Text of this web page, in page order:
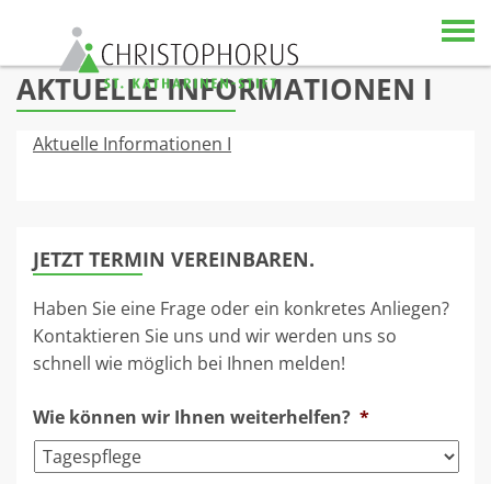
Skip to content
AKTUELLE INFORMATIONEN I
Aktuelle Informationen I
JETZT TERMIN VEREINBAREN.
Haben Sie eine Frage oder ein konkretes Anliegen?
Kontaktieren Sie uns und wir werden uns so
schnell wie möglich bei Ihnen melden!
Wie können wir Ihnen weiterhelfen? *